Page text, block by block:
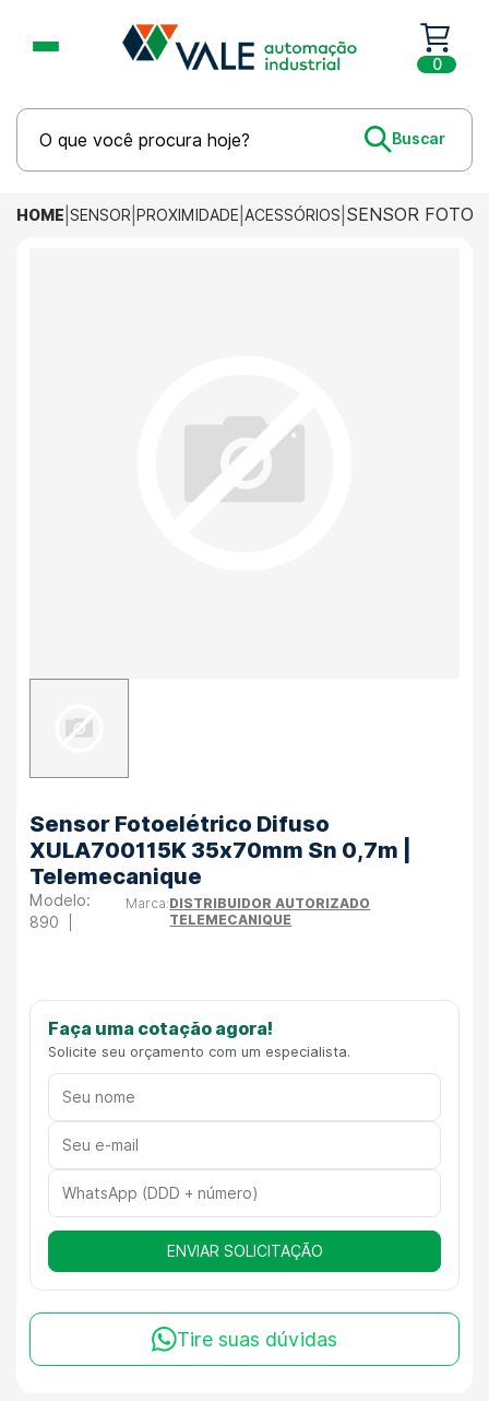
0
HOME SENSOR PROXIMIDADE ACESSÓRIOS SENSOR
Sensor Fotoelétrico Difuso
XULA700115K 35x70mm Sn 0,7m |
Telemecanique
890
DISTRIBUIDOR AUTORIZADO
TELEMECANIQUE
Faça uma cotação agora!
Solicite seu orçamento com um especialista.
ENVIAR SOLICITAÇÃO
Tire suas dúvidas